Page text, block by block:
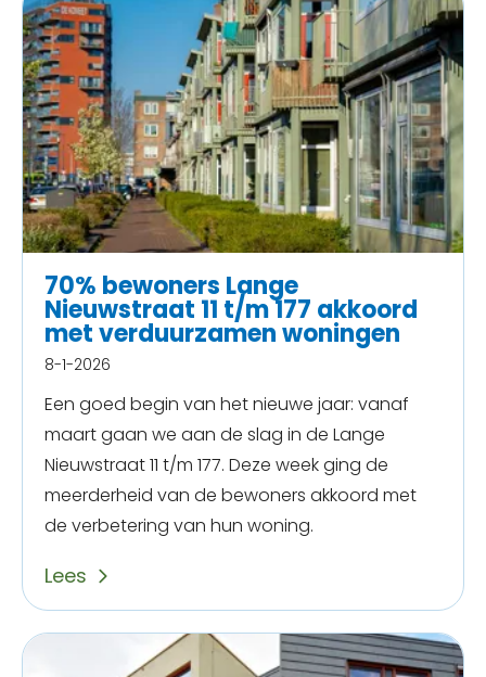
70% bewoners Lange
Nieuwstraat 11 t/m 177 akkoord
met verduurzamen woningen
8-1-2026
Een goed begin van het nieuwe jaar: vanaf
maart gaan we aan de slag in de Lange
Nieuwstraat 11 t/m 177. Deze week ging de
meerderheid van de bewoners akkoord met
de verbetering van hun woning.
Lees